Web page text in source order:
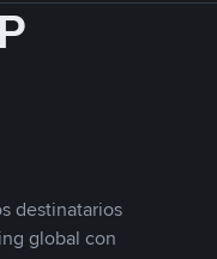
destinatarios
global con